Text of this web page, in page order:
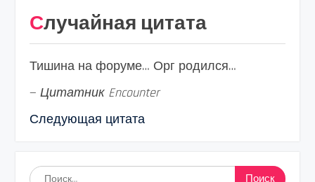
Случайная цитата
Тишина на форуме… Орг родился…
— Цитатник Encounter
Следующая цитата
Найти: